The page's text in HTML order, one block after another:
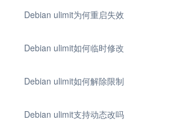
Debian ulimit为何重启失效
Debian ulimit如何临时修改
Debian ulimit如何解除限制
Debian ulimit支持动态改吗